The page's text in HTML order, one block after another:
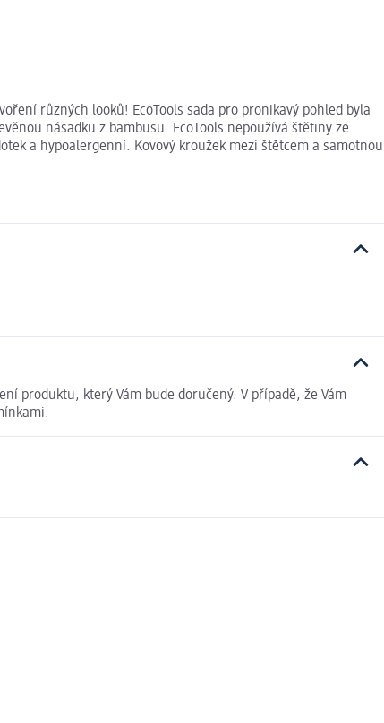
různých looků! EcoTools sada pro pronikavý pohled byla
násadku z bambusu. EcoTools nepoužívá štětiny ze
a hypoalergenní. Kovový kroužek mezi štětcem a samotnou
produktu, který Vám bude doručený. V případě, že Vám